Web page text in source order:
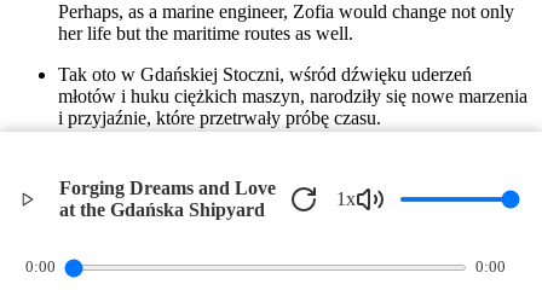
Forging Dreams and Love
at the Gdańska Shipyard
1x
0:00 0:00
Perhaps, as a marine engineer, Zofia would change not only
her life but the maritime routes as well.
Tak oto w Gdańskiej Stoczni, wśród dźwięku uderzeń
młotów i huku ciężkich maszyn, narodziły się nowe marzenia
i przyjaźnie, które przetrwały próbę czasu.
hammer strikes and the roar of heavy machinery, new dreams
and friendships were born that withstood the test of time.
Privacy Policy